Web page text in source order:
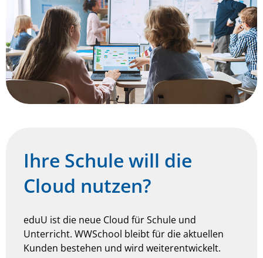
Ihre Schule will die
Cloud nutzen?
eduU ist die neue Cloud für Schule und
Unterricht. WWSchool bleibt für die aktuellen
Kunden bestehen und wird weiterentwickelt.